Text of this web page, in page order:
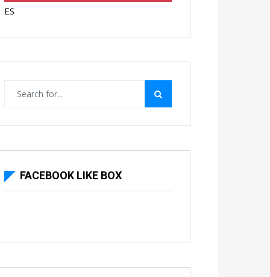
ES
FACEBOOK LIKE BOX